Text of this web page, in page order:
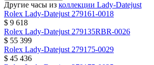
Другие часы из коллекции Lady-Datejust
Rolex Lady-Datejust 279161-0018
$ 9 618
Rolex Lady-Datejust 279135RBR-0026
$ 55 399
Rolex Lady-Datejust 279175-0029
$ 45 436